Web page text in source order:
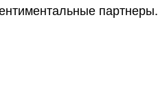
партнеры.